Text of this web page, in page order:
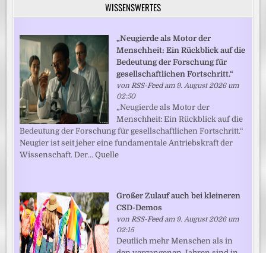
WISSENSWERTES
„Neugierde als Motor der
Menschheit: Ein Rückblick auf die
Bedeutung der Forschung für
gesellschaftlichen Fortschritt.“
vonRSS-Feedam 9. August 2026 um
02:50
„Neugierde als Motor der
Menschheit: Ein Rückblick auf die
Bedeutung der Forschung für gesellschaftlichen Fortschritt.“
Neugier ist seit jeher eine fundamentale Antriebskraft der
Wissenschaft. Der... Quelle
Großer Zulauf auch bei kleineren
CSD-Demos
vonRSS-Feedam 9. August 2026 um
02:15
Deutlich mehr Menschen als in